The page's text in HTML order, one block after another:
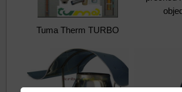
Tuma Therm TURBO